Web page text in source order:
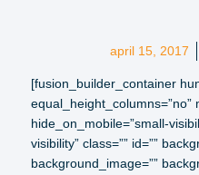
april 15, 2017
[fusion_builder_container
equal_height_columns=”no”
hide_on_mobile=”small-
visibility” class=”” id=””
background_image=””